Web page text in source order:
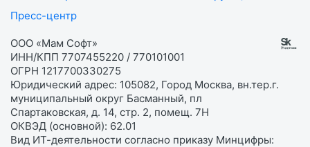
Пресс-центр
ООО «Мам Софт»
ИНН/КПП 7707455220 / 770101001
ОГРН 1217700330275
Юридический адрес: 105082, Город Москва, вн.тер.г.
муниципальный округ Басманный, пл
Спартаковская, д. 14, стр. 2, помещ. 7Н
ОКВЭД (основной): 62.01
Вид ИТ-деятельности согласно приказу Минцифры: